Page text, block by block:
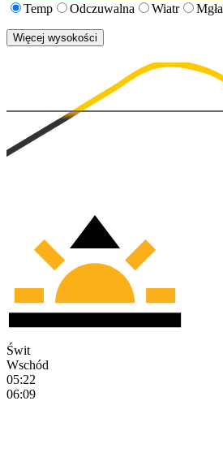
Temp
Odczuwalna Wiatr Mgła
Więcej wysokości
Świt
Wschód
05:22
06:09